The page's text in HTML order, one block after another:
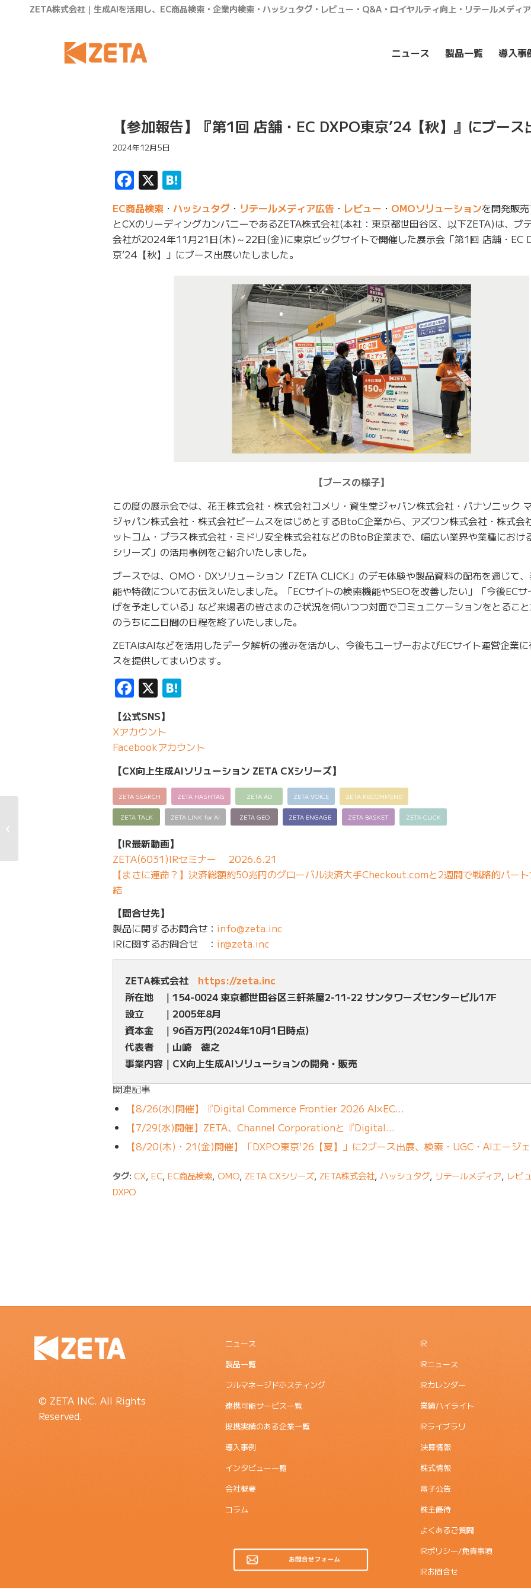
ZETA株式会社｜生成AIを活用し、EC商品検索・企業内検索・ハッシュタグ・レビュー・Q&A・ロイヤルティ向上・リテールメディ
ニュース 製品一覧 導入事
【参加報告】『第1回 店舗・EC DXPO東京’24【秋】』にブース
2024年12月5日
Facebook
X
EC商品検索 ・ ハッシュタグ ・ リテールメディア広告 ・ レビュー ・ OMOソリューションを開発販
とCXのリーディングカンパニーであるZETA株式会社(本社：東京都世田谷区、以下ZETA)は、ブ
会社が2024年11月21日(木)～22日(金)に東京ビッグサイトで開催した展示会「第1回 店舗・EC
京’24【秋】」にブース出展いたしました。
【ブースの様子】
この度の展示会では、花王株式会社・株式会社コメリ・資生堂ジャパン株式会社・パナソニック
ジャパン株式会社・株式会社ビームスをはじめとするBtoC企業から、アズワン株式会社・株式会
ットコム・プラス株式会社・ミドリ安全株式会社などのBtoB企業まで、幅広い業界や業種におけ
シリーズ」の活用事例をご紹介いたしました。
ブースでは、OMO・DXソリューション「ZETA CLICK」のデモ体験や製品資料の配布を通じて
能や特徴についてお伝えいたしました。「ECサイトの検索機能やSEOを改善したい」「今後ECサ
げを予定している」など来場者の皆さまのご状況を伺いつつ対面でコミュニケーションをとるこ
のうちに二日間の日程を終了いたしました。
ZETAはAIなどを活用したデータ解析の強みを活かし、今後もユーザーおよびECサイト運営企業
スを提供してまいります。
Facebook
X
【公式SNS】
Xアカウント
Facebookアカウント
【CX向上生成AIソリューション ZETA CXシリーズ】
ZETA SEARCH ZETA HASHTAG ZETA AD ZETA VOICE ZETA RECOMMEND
ZETA TALK ZETA LINK for AI ZETA GEO ZETA ENGAGE ZETA BASKET ZETA CLICK
【IR最新動画】
ZETA(6031)IRセミナー 2026.6.21
【まさに運命？】決済総額約50兆円のグローバル決済大手Checkout.comと2週間で戦略的パー
結
【問合せ先】
製品に関するお問合せ： info@zeta.inc
IRに関するお問合せ ： ir@zeta.inc
ZETA株式会社 https://zeta.inc
所在地 ｜154-0024 東京都世田谷区三軒茶屋2-11-22 サンタワーズセンタービル17F
設立 ｜2005年8月
資本金 ｜96百万円(2024年10月1日時点)
代表者 ｜山崎 徳之
事業内容｜CX向上生成AIソリューションの開発・販売
関連記事
【8/26(水)開催】『Digital Commerce Frontier 2026 AI×EC…
【7/29(水)開催】ZETA、Channel Corporationと『Digital…
【8/20(木)・21(金)開催】「DXPO東京'26【夏】」に2ブース出展、検索・UGC・AIエージ
タグ: CX, EC, EC商品検索, OMO, ZETA CXシリーズ, ZETA株式会社, ハッシュタグ, リテールメディア, レビ
DXPO
© ZETA INC. All Rights
Reserved.
ニュース
製品一覧
フルマネージドホスティング
連携可能サービス一覧
提携実績のある企業一覧
導入事例
インタビュー一覧
会社概要
コラム
IR
IRニュース
IRカレンダー
業績ハイライト
IRライブラリ
決算情報
株式情報
電子公告
株主優待
よくあるご質問
IRポリシー/免責事項
IRお問合せ
リテールメディア広告エンジン